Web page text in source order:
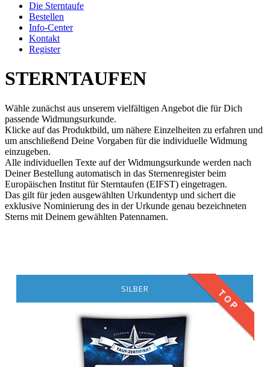
Die Sterntaufe
Bestellen
Info-Center
Kontakt
Register
STERNTAUFEN
Wähle zunächst aus unserem vielfältigen Angebot die für Dich
passende Widmungsurkunde.
Klicke auf das Produktbild, um nähere Einzelheiten zu erfahren und
um anschließend Deine Vorgaben für die individuelle Widmung
einzugeben.
Alle individuellen Texte auf der Widmungsurkunde werden nach
Deiner Bestellung automatisch in das Sternenregister beim
Europäischen Institut für Sterntaufen (EIFST) eingetragen.
Das gilt für jeden ausgewählten Urkundentyp und sichert die
exklusive Nominierung des in der Urkunde genau bezeichneten
Sterns mit Deinem gewählten Patennamen.
SILBER TOP